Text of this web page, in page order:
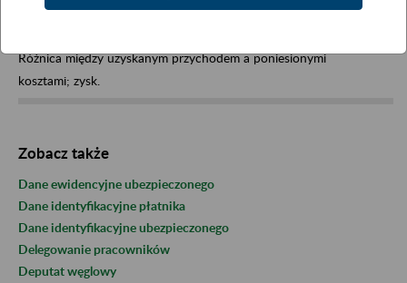
Różnica między uzyskanym przychodem a poniesionymi
kosztami; zysk.
Zobacz także
Dane ewidencyjne ubezpieczonego
Dane identyfikacyjne płatnika
Dane identyfikacyjne ubezpieczonego
Delegowanie pracowników
Deputat węglowy